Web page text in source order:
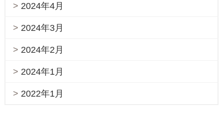
2024年4月
2024年3月
2024年2月
2024年1月
2022年1月